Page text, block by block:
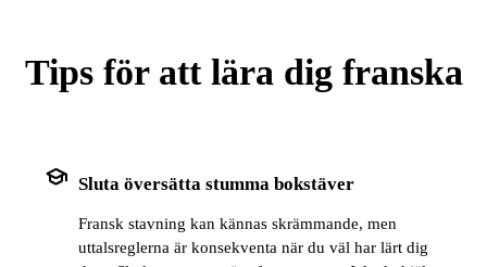
Tips för att lära dig franska
school Sluta översätta stumma bokstäver
Fransk stavning kan kännas skrämmande, men
uttalsreglerna är konsekventa när du väl har lärt dig